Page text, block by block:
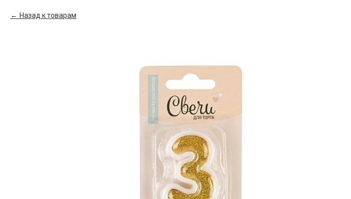
Назад к товарам